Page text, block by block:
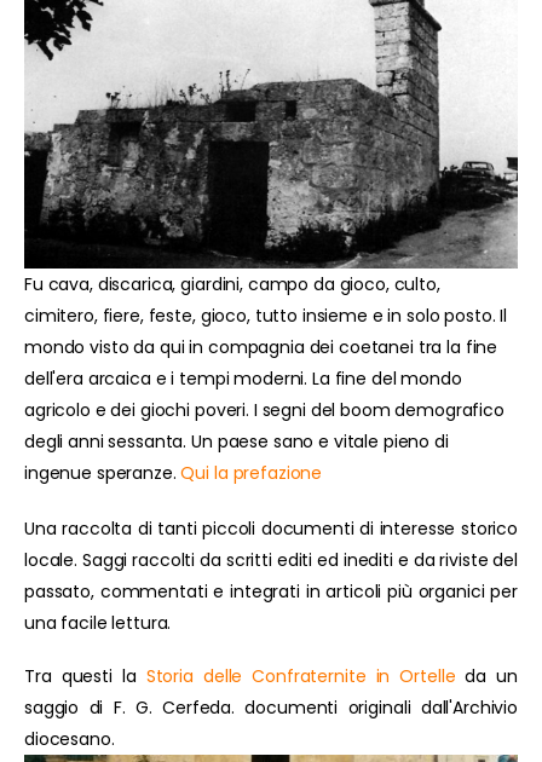
Fu cava, discarica, giardini, campo da gioco, culto,
cimitero, fiere, feste, gioco, tutto insieme e in solo posto. Il
mondo visto da qui in compagnia dei coetanei tra la fine
dell'era arcaica e i tempi moderni. La fine del mondo
agricolo e dei giochi poveri. I segni del boom demografico
degli anni sessanta. Un paese sano e vitale pieno di
ingenue speranze.Qui la prefazione
Una raccolta di tanti piccoli documenti di interesse storico
locale. Saggi raccolti da scritti editi ed inediti e da riviste del
passato, commentati e integrati in articoli più organici per
una facile lettura.
Tra questi la Storia delle Confraternite in Ortelle da un
saggio di F. G. Cerfeda. documenti originali dall'Archivio
diocesano.